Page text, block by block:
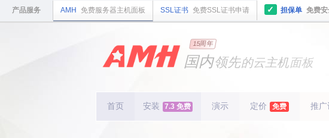
产品服务 AMH 免费服务器主机面板 SSL证书 免费SSL证书申请 ✓ 担保单 免费
15周年
国内领先的云主机面板
持续更新 15周年
首页 安装 7.3 免费 演示 定价 免费 推广